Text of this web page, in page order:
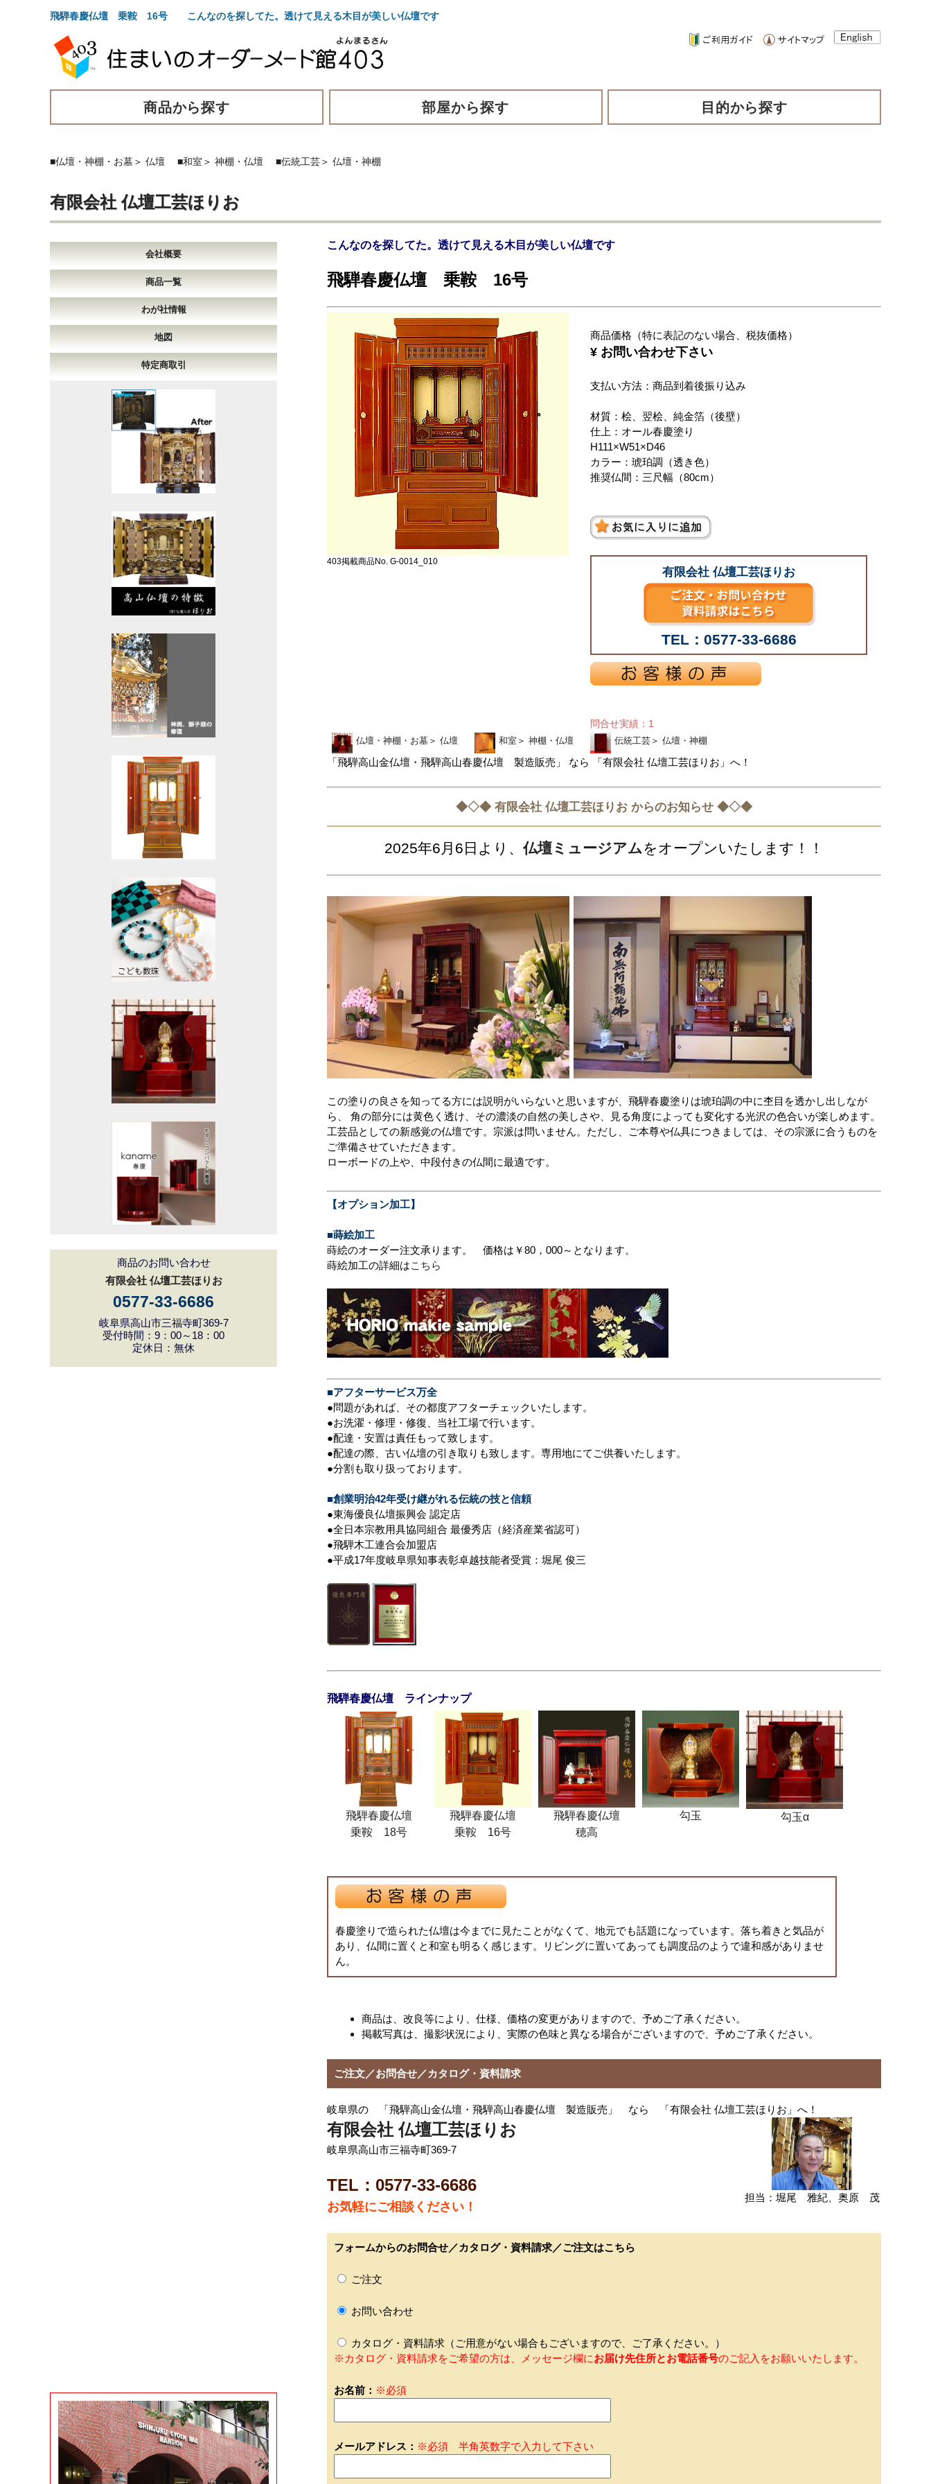
飛騨春慶仏壇 乗鞍 16号 こんなのを探してた。透けて見える木目が美しい仏壇です
商品から探す 部屋から探す 目的から探す
■仏壇・神棚・お墓＞ 仏壇 ■和室 ＞ 神棚・仏壇 ■伝統工芸＞ 仏壇・神棚
有限会社 仏壇工芸ほりお
会社概要
商品一覧
わが社情報
地図
特定商取引
商品のお問い合わせ
有限会社 仏壇工芸ほりお
0577-33-6686
岐阜県高山市三福寺町369-7
受付時間：9：00～18：00
定休日：無休
こんなのを探してた。透けて見える木目が美しい仏壇です
飛騨春慶仏壇 乗鞍 16号
403掲載商品No. G-0014_010
商品価格（特に表記のない場合、税抜価格）
¥ お問い合わせ下さい
支払い方法：商品到着後振り込み
材質：桧、翌桧、純金箔（後壁）
仕上：オール春慶塗り
H111×W51×D46
カラー：琥珀調（透き色）
推奨仏間：三尺幅（80cm）
有限会社 仏壇工芸ほりお
TEL：0577-33-6686
問合せ実績：1
仏壇・神棚・お墓 ＞ 仏壇 和室 ＞ 神棚・仏壇 伝統工芸 ＞ 仏壇・神棚
「飛騨高山金仏壇・飛騨高山春慶仏壇 製造販売」 なら 「有限会社 仏壇工芸ほりお」へ！
◆◇◆ 有限会社 仏壇工芸ほりお からのお知らせ ◆◇◆
2025年6月6日より、仏壇ミュージアムをオープンいたします！！
この塗りの良さを知ってる方には説明がいらないと思いますが、飛騨春慶塗りは琥珀調の中に杢目を透かし出しなが
ら、 角の部分には黄色く透け、その濃淡の自然の美しさや、見る角度によっても変化する光沢の色合いが楽しめます。
工芸品としての新感覚の仏壇です。宗派は問いません。ただし、ご本尊や仏具につきましては、その宗派に合うものを
ご準備させていただきます。
ローボードの上や、中段付きの仏間に最適です。
【オプション加工】
■蒔絵加工
蒔絵のオーダー注文承ります。 価格は￥80，000～となります。
蒔絵加工の詳細はこちら
■アフターサービス万全
●問題があれば、その都度アフターチェックいたします。
●お洗濯・修理・修復、当社工場で行います。
●配達・安置は責任もって致します。
●配達の際、古い仏壇の引き取りも致します。専用地にてご供養いたします。
●分割も取り扱っております。
■創業明治42年受け継がれる伝統の技と信頼
●東海優良仏壇振興会 認定店
●全日本宗教用具協同組合 最優秀店（経済産業省認可）
●飛騨木工連合会加盟店
●平成17年度岐阜県知事表彰卓越技能者受賞：堀尾 俊三
飛騨春慶仏壇 ラインナップ
飛騨春慶仏壇
乗鞍 18号
飛騨春慶仏壇
乗鞍 16号
飛騨春慶仏壇
穂高
勾玉 勾玉α
春慶塗りで造られた仏壇は今までに見たことがなくて、地元でも話題になっています。落ち着きと気品が
あり、仏間に置くと和室も明るく感じます。リビングに置いてあっても調度品のようで違和感がありませ
ん。
商品は、改良等により、仕様、価格の変更がありますので、予めご了承ください。
掲載写真は、撮影状況により、実際の色味と異なる場合がございますので、予めご了承ください。
ご注文／お問合せ／カタログ・資料請求
岐阜県の 「飛騨高山金仏壇・飛騨高山春慶仏壇 製造販売」 なら 「有限会社 仏壇工芸ほりお」へ！
有限会社 仏壇工芸ほりお
岐阜県高山市三福寺町369-7
TEL：0577-33-6686
お気軽にご相談ください！
担当：堀尾 雅紀、奥原 茂
フォームからのお問合せ／カタログ・資料請求／ご注文はこちら
ご注文
お問い合わせ
カタログ・資料請求（ご用意がない場合もございますので、ご了承ください。）
※カタログ・資料請求をご希望の方は、メッセージ欄にお届け先住所とお電話番号のご記入をお願いいたします。
お名前： ※必須
メールアドレス： ※必須 半角英数字で入力して下さい